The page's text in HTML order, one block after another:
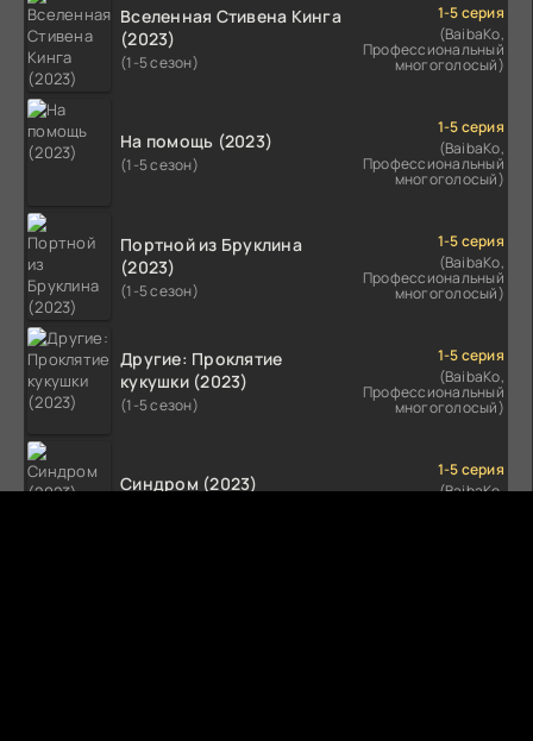
Вселенная Стивена Кинга
(2023)
(1-5 сезон)
1-5 серия
(BaibaKo,
Профессиональный
многоголосый)
На помощь (2023)
(1-5 сезон)
1-5 серия
(BaibaKo,
Профессиональный
многоголосый)
Портной из Бруклина
(2023)
(1-5 сезон)
1-5 серия
(BaibaKo,
Профессиональный
многоголосый)
Другие: Проклятие
кукушки (2023)
(1-5 сезон)
1-5 серия
(BaibaKo,
Профессиональный
многоголосый)
Синдром (2023)
1-5 серия
(BaibaKo,